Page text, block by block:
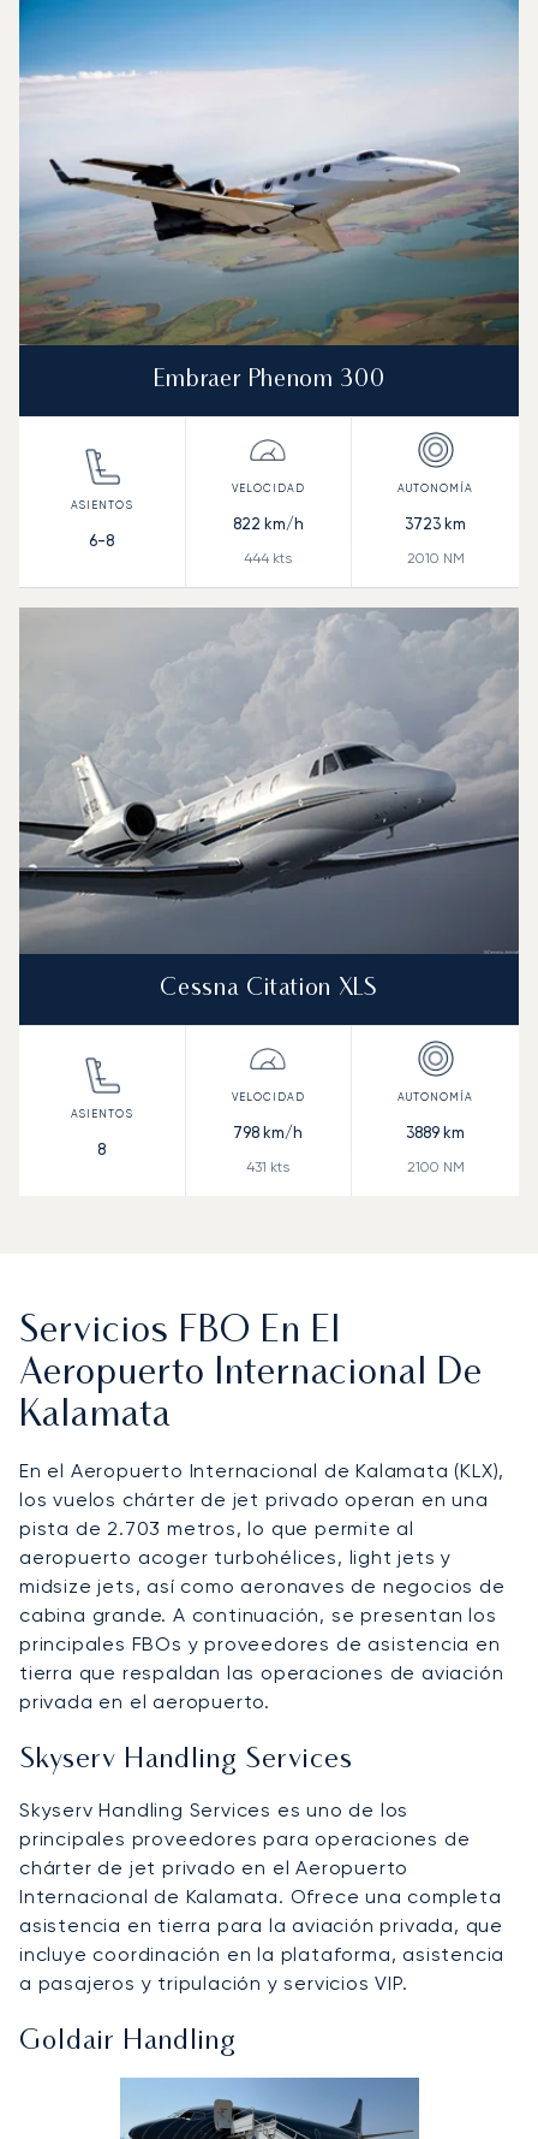
Embraer Phenom 300
6-8
822 km/h
444 kts
3723 km
2010 NM
Cessna Citation XLS
8
798 km/h
431 kts
3889 km
2100 NM
Servicios FBO En El
Aeropuerto Internacional De
Kalamata
En el Aeropuerto Internacional de Kalamata (KLX),
los vuelos chárter de jet privado operan en una
pista de 2.703 metros, lo que permite al
aeropuerto acoger turbohélices, light jets y
midsize jets, así como aeronaves de negocios de
cabina grande. A continuación, se presentan los
principales FBOs y proveedores de asistencia en
tierra que respaldan las operaciones de aviación
privada en el aeropuerto.
Skyserv Handling Services
Skyserv Handling Services es uno de los
principales proveedores para operaciones de
chárter de jet privado en el Aeropuerto
Internacional de Kalamata. Ofrece una completa
asistencia en tierra para la aviación privada, que
incluye coordinación en la plataforma, asistencia
a pasajeros y tripulación y servicios VIP.
Goldair Handling